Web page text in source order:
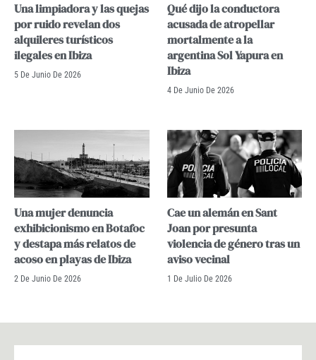
Una limpiadora y las quejas
por ruido revelan dos
alquileres turísticos
ilegales en Ibiza
5 De Junio De 2026
Qué dijo la conductora
acusada de atropellar
mortalmente a la
argentina Sol Yapura en
Ibiza
4 De Junio De 2026
Una mujer denuncia
exhibicionismo en Botafoc
y destapa más relatos de
acoso en playas de Ibiza
2 De Junio De 2026
Cae un alemán en Sant
Joan por presunta
violencia de género tras un
aviso vecinal
1 De Julio De 2026